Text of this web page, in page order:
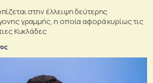
στην έλλειψη δεύτερης
γραμμής, η οποία αφορά κυρίως τις
Κυκλάδες